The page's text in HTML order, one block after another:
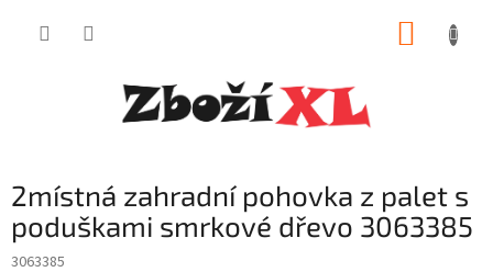
2místná zahradní pohovka z palet s
poduškami smrkové dřevo 3063385
3063385